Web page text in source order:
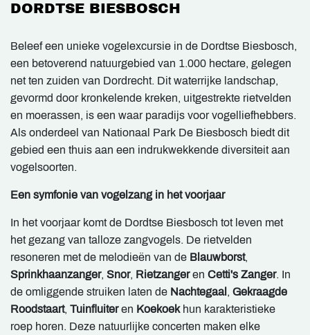
DORDTSE BIESBOSCH
Beleef een unieke vogelexcursie in de Dordtse Biesbosch,
een betoverend natuurgebied van 1.000 hectare, gelegen
net ten zuiden van Dordrecht. Dit waterrijke landschap,
gevormd door kronkelende kreken, uitgestrekte rietvelden
en moerassen, is een waar paradijs voor vogelliefhebbers.
Als onderdeel van Nationaal Park De Biesbosch biedt dit
gebied een thuis aan een indrukwekkende diversiteit aan
vogelsoorten.
Een symfonie van vogelzang in het voorjaar
In het voorjaar komt de Dordtse Biesbosch tot leven met
het gezang van talloze zangvogels. De rietvelden
resoneren met de melodieën van de Blauwborst,
Sprinkhaanzanger, Snor, Rietzangeren Cetti's Zanger. In
de omliggende struiken laten de Nachtegaal , Gekraagde
Roodstaart, Tuinfluiteren Koekoekhun karakteristieke
roep horen. Deze natuurlijke concerten maken elke